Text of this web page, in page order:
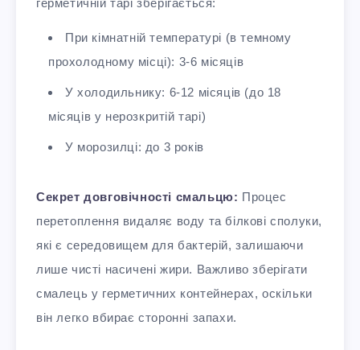
герметичній тарі зберігається:
При кімнатній температурі (в темному
прохолодному місці): 3-6 місяців
У холодильнику: 6-12 місяців (до 18
місяців у нерозкритій тарі)
У морозилці: до 3 років
Секрет довговічності смальцю: Процес
перетоплення видаляє воду та білкові сполуки,
які є середовищем для бактерій, залишаючи
лише чисті насичені жири. Важливо зберігати
смалець у герметичних контейнерах, оскільки
він легко вбирає сторонні запахи.